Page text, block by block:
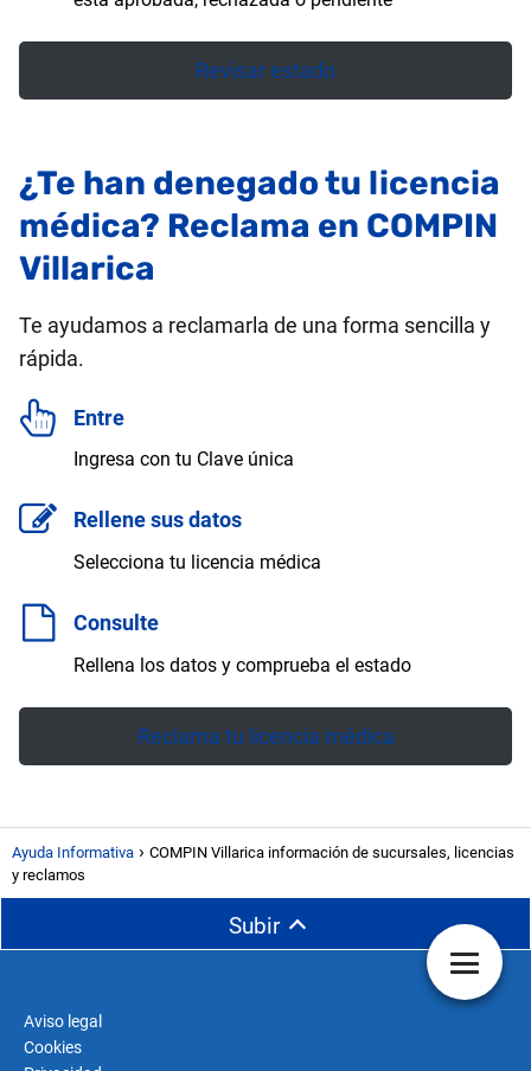
Revisar estado
¿Te han denegado tu licencia
médica? Reclama en COMPIN
Villarica
Te ayudamos a reclamarla de una forma sencilla y
rápida.
Entre
Ingresa con tu Clave única
Rellene sus datos
Selecciona tu licencia médica
Consulte
Rellena los datos y comprueba el estado
Reclama tu licencia médica
Ayuda Informativa
COMPIN Villarica información de sucursales, licencias
y reclamos
Subir
Aviso legal
Cookies